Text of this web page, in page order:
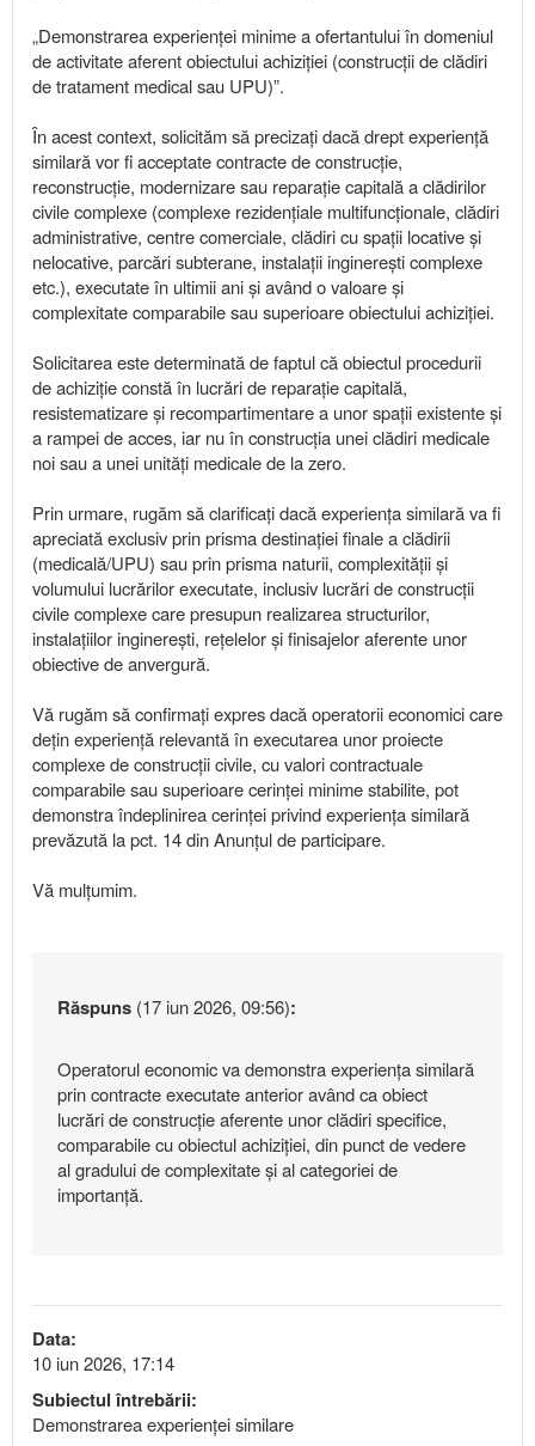
„Demonstrarea experienței minime a ofertantului în domeniul
de activitate aferent obiectului achiziției (construcții de clădiri
de tratament medical sau UPU)”.
În acest context, solicităm să precizați dacă drept experiență
similară vor fi acceptate contracte de construcție,
reconstrucție, modernizare sau reparație capitală a clădirilor
civile complexe (complexe rezidențiale multifuncționale, clădiri
administrative, centre comerciale, clădiri cu spații locative și
nelocative, parcări subterane, instalații inginerești complexe
etc.), executate în ultimii ani și având o valoare și
complexitate comparabile sau superioare obiectului achiziției.
Solicitarea este determinată de faptul că obiectul procedurii
de achiziție constă în lucrări de reparație capitală,
resistematizare și recompartimentare a unor spații existente și
a rampei de acces, iar nu în construcția unei clădiri medicale
noi sau a unei unități medicale de la zero.
Prin urmare, rugăm să clarificați dacă experiența similară va fi
apreciată exclusiv prin prisma destinației finale a clădirii
(medicală/UPU) sau prin prisma naturii, complexității și
volumului lucrărilor executate, inclusiv lucrări de construcții
civile complexe care presupun realizarea structurilor,
instalațiilor inginerești, rețelelor și finisajelor aferente unor
obiective de anvergură.
Vă rugăm să confirmați expres dacă operatorii economici care
dețin experiență relevantă în executarea unor proiecte
complexe de construcții civile, cu valori contractuale
comparabile sau superioare cerinței minime stabilite, pot
demonstra îndeplinirea cerinței privind experiența similară
prevăzută la pct. 14 din Anunțul de participare.
Vă mulțumim.
Răspuns (17 iun 2026, 09:56):
Operatorul economic va demonstra experiența similară
prin contracte executate anterior având ca obiect
lucrări de construcție aferente unor clădiri specifice,
comparabile cu obiectul achiziției, din punct de vedere
al gradului de complexitate și al categoriei de
importanță.
Data:
10 iun 2026, 17:14
Subiectul întrebării:
Demonstrarea experienței similare